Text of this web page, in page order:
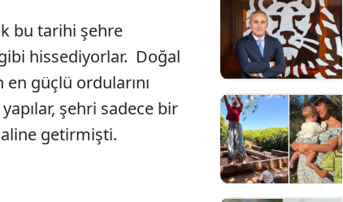
bu tarihi şehre
hissediyorlar. Doğal
güçlü ordularını
şehri sadece bir
getirmişti.